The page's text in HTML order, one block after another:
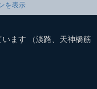
を表示
ます （淡路、天神橋筋